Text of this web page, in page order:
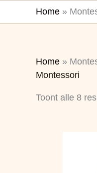
Home »
Home »
Montessori
Toont alle 8